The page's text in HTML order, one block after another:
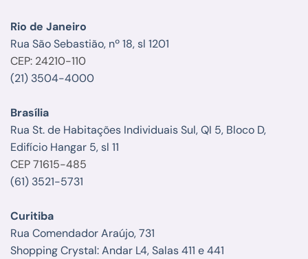
Rio de Janeiro
Rua São Sebastião, nº 18, sl 1201
CEP: 24210-110
(21) 3504-4000
Brasília
Rua St. de Habitações Individuais Sul, QI 5, Bloco D,
Edifício Hangar 5, sl 11
CEP 71615-485
(61) 3521-5731
Curitiba
Rua Comendador Araújo, 731
Shopping Crystal: Andar L4, Salas 411 e 441